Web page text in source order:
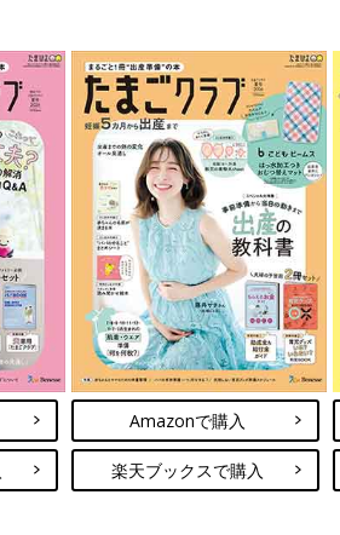
Amazonで購入
楽天ブックスで購入